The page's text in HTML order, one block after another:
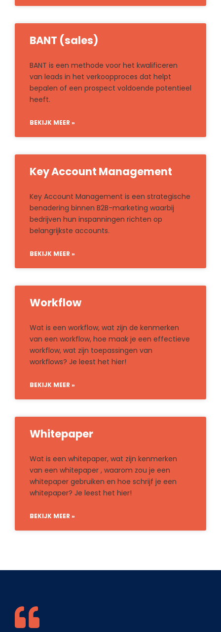
BANT (sales)
BANT is een methode voor het kwalificeren
van leads in het verkoopproces dat helpt
bepalen of een prospect voldoende potentieel
heeft.
BEKIJK MEER »
Key Account Management
Key Account Management is een strategische
benadering binnen B2B-marketing waarbij
bedrijven hun inspanningen richten op
belangrijkste accounts.
BEKIJK MEER »
Workflow
Wat is een workflow, wat zijn de kenmerken
van een workflow, hoe maak je een effectieve
workflow, wat zijn toepassingen van
workflows? Je leest het hier!
BEKIJK MEER »
Whitepaper
Wat is een whitepaper, wat zijn kenmerken
van een whitepaper , waarom zou je een
whitepaper gebruiken en hoe schrijf je een
whitepaper? Je leest het hier!
BEKIJK MEER »